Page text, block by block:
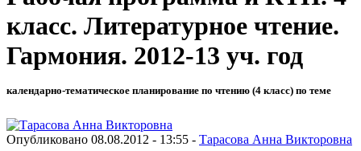
класс. Литературное чтение.
Гармония. 2012-13 уч. год
календарно-тематическое планирование по чтению (4 класс) по теме
Опубликовано 08.08.2012 - 13:55 - Тарасова Анна Викторовна